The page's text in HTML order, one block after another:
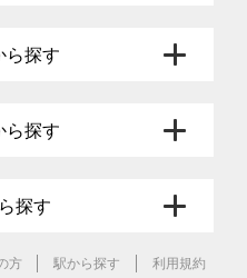
ら探す
ら探す
探す
方 駅から探す 利用規約